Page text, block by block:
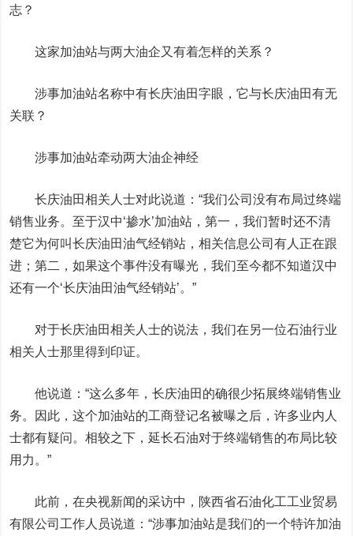
志？
这家加油站与两大油企又有着怎样的关系？
涉事加油站名称中有长庆油田字眼，它与长庆油田有无
关联？
涉事加油站牵动两大油企神经
长庆油田相关人士对此说道：“我们公司没有布局过终端
销售业务。至于汉中‘掺水’加油站，第一，我们暂时还不清
楚它为何叫长庆油田油气经销站，相关信息公司有人正在跟
进；第二，如果这个事件没有曝光，我们至今都不知道汉中
还有一个‘长庆油田油气经销站’。”
对于长庆油田相关人士的说法，我们在另一位石油行业
相关人士那里得到印证。
他说道：“这么多年，长庆油田的确很少拓展终端销售业
务。因此，这个加油站的工商登记名被曝之后，许多业内人
士都有疑问。相较之下，延长石油对于终端销售的布局比较
用力。”
此前，在央视新闻的采访中，陕西省石油化工工业贸易
有限公司工作人员说道：“涉事加油站是我们的一个特许加油